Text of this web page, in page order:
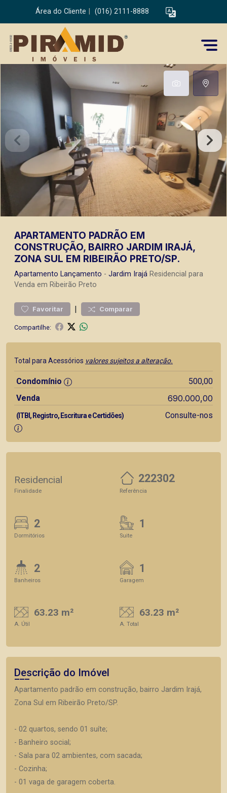
Área do Cliente (016) 2111-8888
APARTAMENTO PADRÃO EM
CONSTRUÇÃO, BAIRRO JARDIM IRAJÁ,
ZONA SUL EM RIBEIRÃO PRETO/SP.
Apartamento Lançamento - Jardim Irajá Residencial para
Venda em Ribeirão Preto
Favoritar | Comparar
Compartilhe:
Total para Acessórios valores sujeitos a alteração.
Condomínio
500,00
Venda
690.000,00
(ITBI, Registro, Escritura e Certidões) Consulte-nos
Residencial
Finalidade
222302
Referência
2
Dormitórios
1
Suite
2
Banheiros
1
Garagem
63.23 m²
A. Útil
63.23 m²
A. Total
Descrição do Imóvel
Apartamento padrão em construção, bairro Jardim Irajá,
Zona Sul em Ribeirão Preto/SP.
- 02 quartos, sendo 01 suíte;
- Banheiro social;
- Sala para 02 ambientes, com sacada;
- Cozinha;
- 01 vaga de garagem coberta.